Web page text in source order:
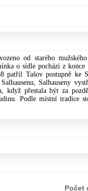
od starého
o sídle pochází z
patřil Tašov postupně ke
Salhauseny
když přestala být za
Podle místní tradice